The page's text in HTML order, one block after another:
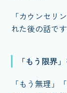
「カウンセリ
れた後の話です
「もう限界
「もう無理」